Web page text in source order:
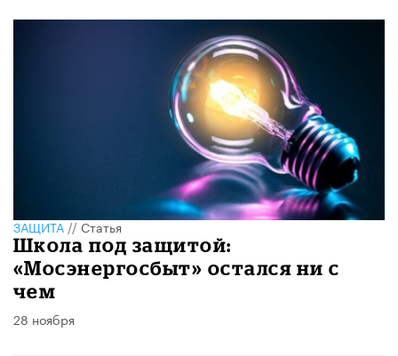
ЗАЩИТА//Статья
Школа под защитой:
«Мосэнергосбыт» остался ни с
чем
28 ноября